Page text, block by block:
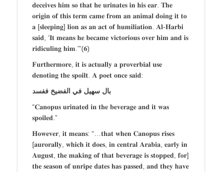
𝐝𝐞𝐜𝐞𝐢𝐯𝐞𝐬 𝐡𝐢𝐦 𝐬𝐨 𝐭𝐡𝐚𝐭 𝐡𝐞 𝐮𝐫𝐢𝐧𝐚𝐭𝐞𝐬 𝐢𝐧 𝐡𝐢𝐬 𝐞𝐚𝐫. 𝐓𝐡𝐞
𝐨𝐫𝐢𝐠𝐢𝐧 𝐨𝐟 𝐭𝐡𝐢𝐬 𝐭𝐞𝐫𝐦 𝐜𝐚𝐦𝐞 𝐟𝐫𝐨𝐦 𝐚𝐧 𝐚𝐧𝐢𝐦𝐚𝐥 𝐝𝐨𝐢𝐧𝐠 𝐢𝐭 𝐭𝐨
𝐚 [𝐬𝐥𝐞𝐞𝐩𝐢𝐧𝐠] 𝐥𝐢𝐨𝐧 𝐚𝐬 𝐚𝐧 𝐚𝐜𝐭 𝐨𝐟 𝐡𝐮𝐦𝐢𝐥𝐢𝐚𝐭𝐢𝐨𝐧. 𝐀𝐥-𝐇𝐚𝐫𝐛𝐢
𝐬𝐚𝐢𝐝, ‘𝐈𝐭 𝐦𝐞𝐚𝐧𝐬 𝐡𝐞 𝐛𝐞𝐜𝐚𝐦𝐞 𝐯𝐢𝐜𝐭𝐨𝐫𝐢𝐨𝐮𝐬 𝐨𝐯𝐞𝐫 𝐡𝐢𝐦 𝐚𝐧𝐝 𝐢𝐬
𝐫𝐢𝐝𝐢𝐜𝐮𝐥𝐢𝐧𝐠 𝐡𝐢𝐦.’”(𝟔)
𝐅𝐮𝐫𝐭𝐡𝐞𝐫𝐦𝐨𝐫𝐞, 𝐢𝐭 𝐢𝐬 𝐚𝐜𝐭𝐮𝐚𝐥𝐥𝐲 𝐚 𝐩𝐫𝐨𝐯𝐞𝐫𝐛𝐢𝐚𝐥 𝐮𝐬𝐞
𝐝𝐞𝐧𝐨𝐭𝐢𝐧𝐠 𝐭𝐡𝐞 𝐬𝐩𝐨𝐢𝐥𝐭. 𝐀 𝐩𝐨𝐞𝐭 𝐨𝐧𝐜𝐞 𝐬𝐚𝐢𝐝:
بال سهيل في الفضيخ ففسد
“𝐂𝐚𝐧𝐨𝐩𝐮𝐬 𝐮𝐫𝐢𝐧𝐚𝐭𝐞𝐝 𝐢𝐧 𝐭𝐡𝐞 𝐛𝐞𝐯𝐞𝐫𝐚𝐠𝐞 𝐚𝐧𝐝 𝐢𝐭 𝐰𝐚𝐬
𝐬𝐩𝐨𝐢𝐥𝐞𝐝.”
𝐇𝐨𝐰𝐞𝐯𝐞𝐫, 𝐢𝐭 𝐦𝐞𝐚𝐧𝐬: “…𝐭𝐡𝐚𝐭 𝐰𝐡𝐞𝐧 𝐂𝐚𝐧𝐨𝐩𝐮𝐬 𝐫𝐢𝐬𝐞𝐬
[𝐚𝐮𝐫𝐨𝐫𝐚𝐥𝐥𝐲, 𝐰𝐡𝐢𝐜𝐡 𝐢𝐭 𝐝𝐨𝐞𝐬, 𝐢𝐧 𝐜𝐞𝐧𝐭𝐫𝐚𝐥 𝐀𝐫𝐚𝐛𝐢𝐚, 𝐞𝐚𝐫𝐥𝐲 𝐢𝐧
𝐀𝐮𝐠𝐮𝐬𝐭, 𝐭𝐡𝐞 𝐦𝐚𝐤𝐢𝐧𝐠 𝐨𝐟 𝐭𝐡𝐚𝐭 𝐛𝐞𝐯𝐞𝐫𝐚𝐠𝐞 𝐢𝐬 𝐬𝐭𝐨𝐩𝐩𝐞𝐝, 𝐟𝐨𝐫]
𝐭𝐡𝐞 𝐬𝐞𝐚𝐬𝐨𝐧 𝐨𝐟 𝐮𝐧𝐫𝐢𝐩𝐞 𝐝𝐚𝐭𝐞𝐬 𝐡𝐚𝐬 𝐩𝐚𝐬𝐬𝐞𝐝, 𝐚𝐧𝐝 𝐭𝐡𝐞𝐲 𝐡𝐚𝐯𝐞